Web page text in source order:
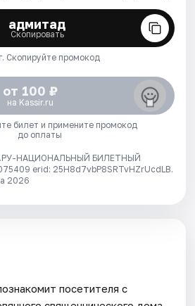
адмитад
Скопировать
Скопируйте промокод
от 100 ₽
на Kassir.ru
билет и примените промокод
до оплаты
НАЦИОНАЛЬНЫЙ БИЛЕТНЫЙ
erid: 25H8d7vbP8SRTvHZrUcdLB.
2026
посетителя с